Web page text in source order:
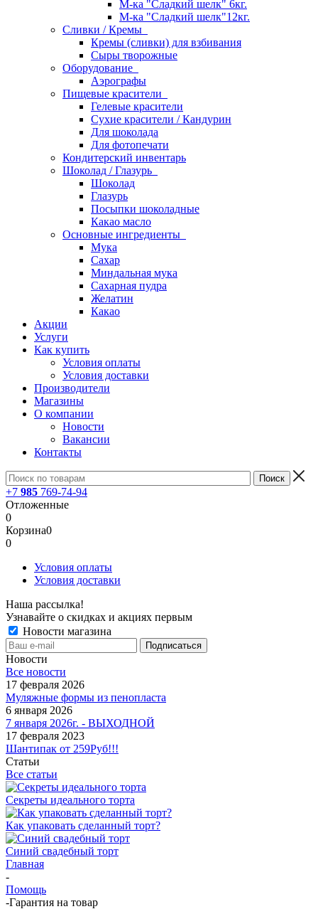
М-ка "Сладкий шелк" 6кг.
М-ка "Сладкий шелк"12кг.
Сливки / Кремы
Кремы (сливки) для взбивания
Сыры творожные
Оборудование
Аэрографы
Пищевые красители
Гелевые красители
Сухие красители / Кандурин
Для шоколада
Для фотопечати
Кондитерский инвентарь
Шоколад / Глазурь
Шоколад
Глазурь
Посыпки шоколадные
Какао масло
Основные ингредиенты
Мука
Сахар
Миндальная мука
Сахарная пудра
Желатин
Какао
Акции
Услуги
Как купить
Условия оплаты
Условия доставки
Производители
Магазины
О компании
Новости
Вакансии
Контакты
+7 985 769-74-94
Отложенные
0
Корзина0
0
Условия оплаты
Условия доставки
Наша рассылка!
Узнавайте о скидках и акциях первым
Новости магазина
Новости
Все новости
17 февраля 2026
Муляжные формы из пенопласта
6 января 2026
7 января 2026г. - ВЫХОДНОЙ
17 февраля 2023
Шантипак от 259Руб!!!
Статьи
Все статьи
Секреты идеального торта
Как упаковать сделанный торт?
Синий свадебный торт
Главная
-
Помощь
-Гарантия на товар